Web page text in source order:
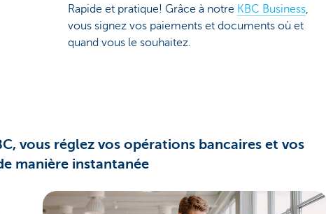
Rapide et pratique! Grâce à notre KBC Business,
vous signez vos paiements et documents où et
quand vous le souhaitez.
vous réglez vos opérations bancaires et vos
manière instantanée